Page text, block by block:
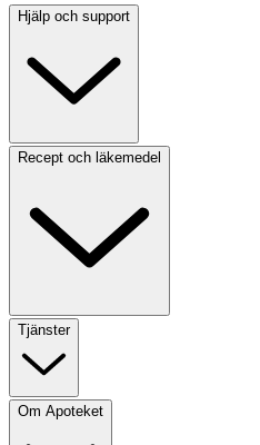
Hjälp och support
Recept och läkemedel
Tjänster
Om Apoteket